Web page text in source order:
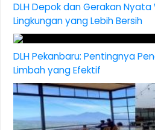
DLH Depok dan Gerakan
Lingkungan yang Lebih Bersih
DLH Pekanbaru: Pentingnya
Limbah yang Efektif